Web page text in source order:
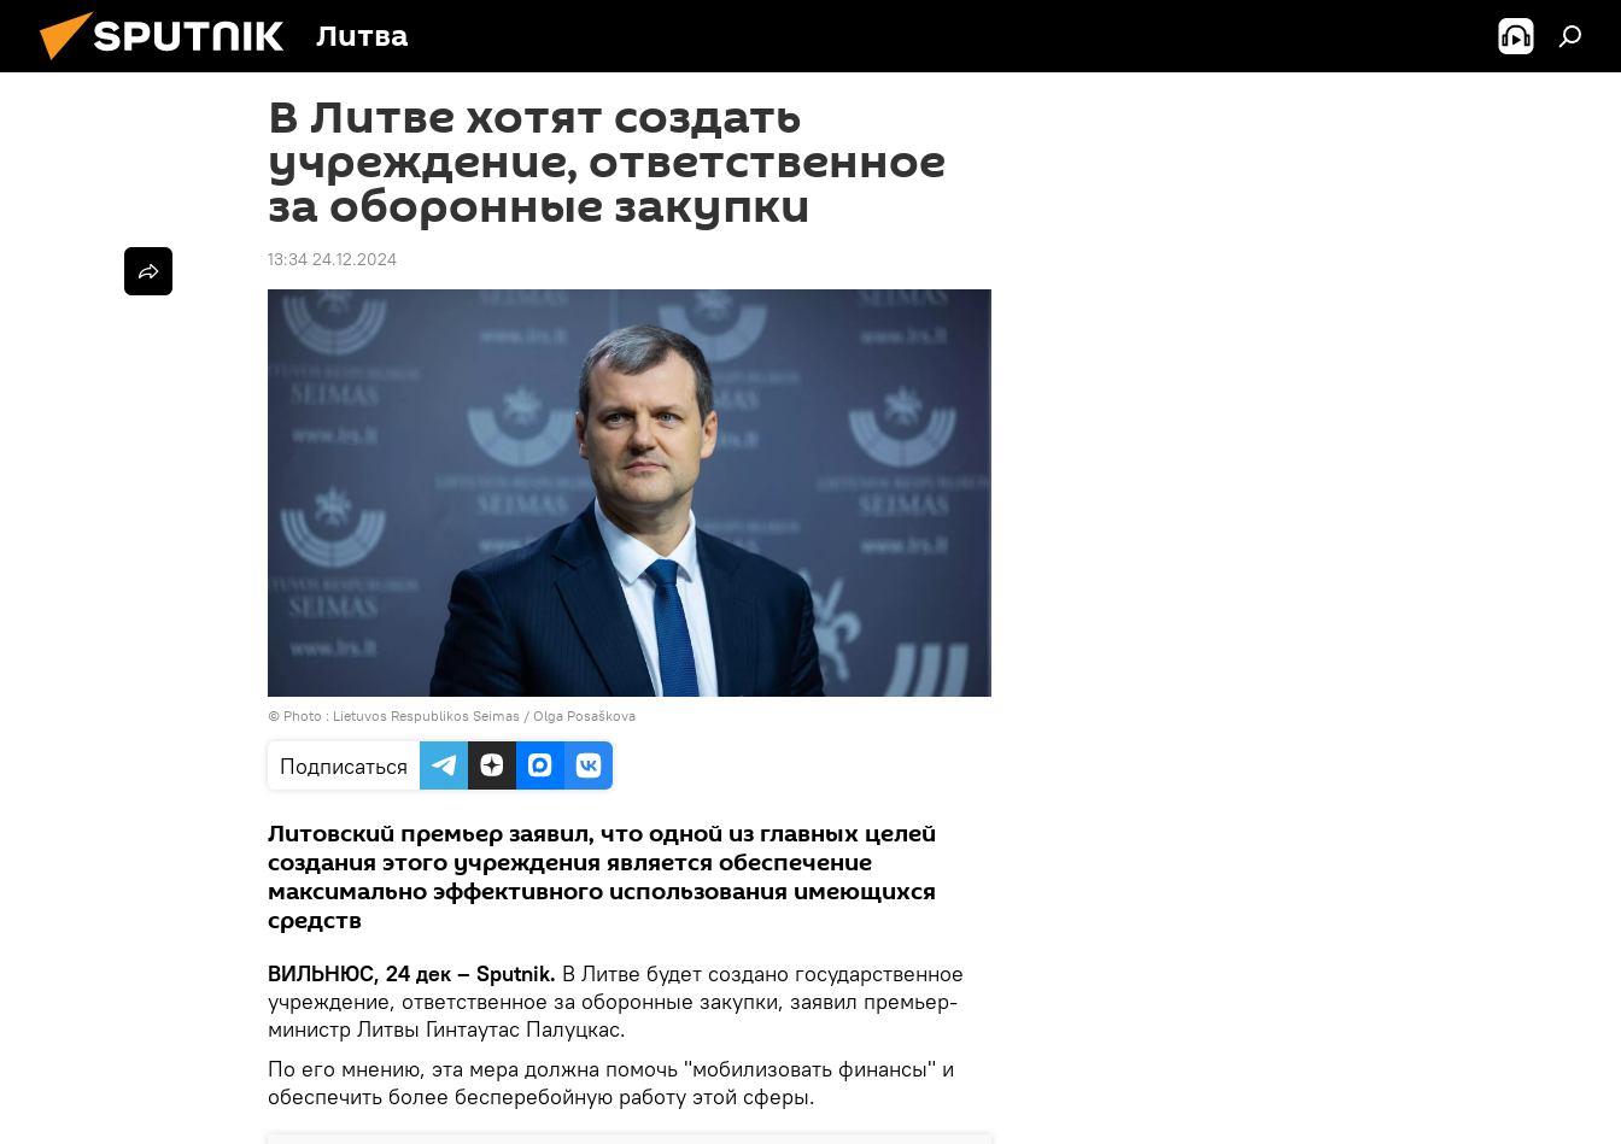
Литва
В Литве хотят создать
учреждение, ответственное
за оборонные закупки
13:34 24.12.2024
© Photo : Lietuvos Respublikos Seimas / Olga Posaškova
Подписаться
Литовский премьер заявил, что одной из главных целей
создания этого учреждения является обеспечение
максимально эффективного использования имеющихся
средств
ВИЛЬНЮС, 24 дек – Sputnik. В Литве будет создано государственное
учреждение, ответственное за оборонные закупки, заявил премьер-
министр Литвы Гинтаутас Палуцкас.
По его мнению, эта мера должна помочь "мобилизовать финансы" и
обеспечить более бесперебойную работу этой сферы.